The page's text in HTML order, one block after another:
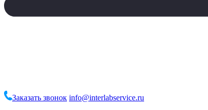
Заказать звонок info@interlabservice.ru